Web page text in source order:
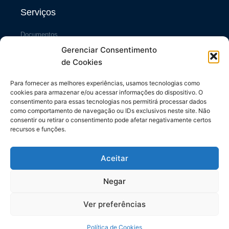
Gerenciar Consentimento
de Cookies
Para fornecer as melhores experiências, usamos tecnologias como
cookies para armazenar e/ou acessar informações do dispositivo. O
consentimento para essas tecnologias nos permitirá processar dados
como comportamento de navegação ou IDs exclusivos neste site. Não
consentir ou retirar o consentimento pode afetar negativamente certos
recursos e funções.
Aceitar
Negar
Ver preferências
Política de Cookies
Serviços
Documentos
Portal da Transparência
Sistema SiscCG
Área do Sócio
Links Úteis
Repasses ao Município
Todos os direitos reservados. SINTASPMPR © 2024